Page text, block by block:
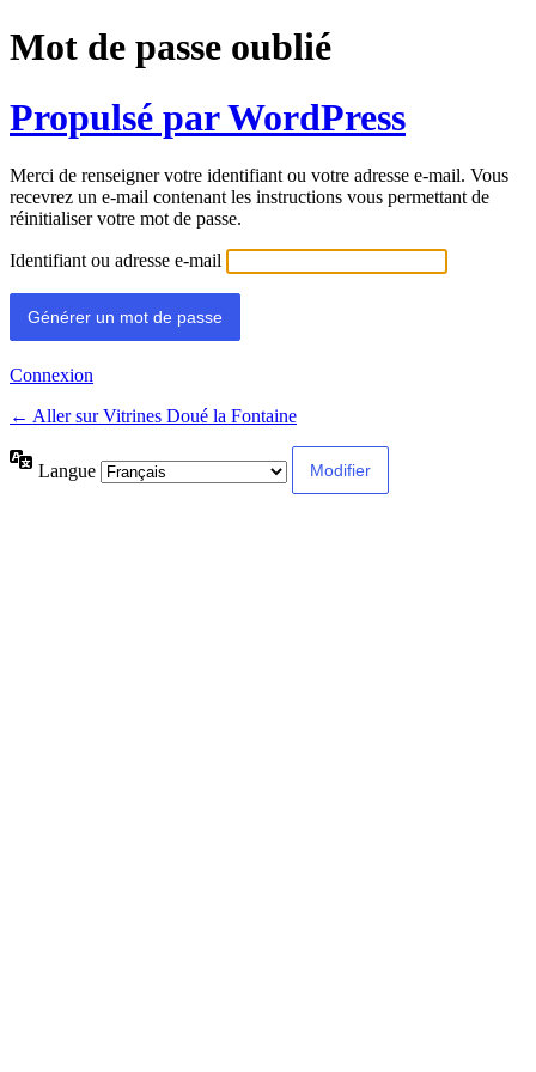
Mot de passe oublié
Propulsé par WordPress
Merci de renseigner votre identifiant ou votre adresse e-mail. Vous
recevrez un e-mail contenant les instructions vous permettant de
réinitialiser votre mot de passe.
Identifiant ou adresse e-mail
Connexion
← Aller sur Vitrines Doué la Fontaine
Langue